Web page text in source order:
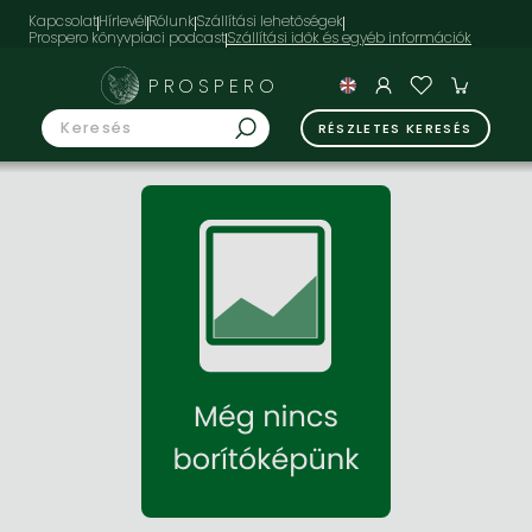
KapcsolatHírlevélRólunkSzállítási lehetőségek
Prospero könyvpiaci podcast
PROSPERO
RÉSZLETES KERESÉS